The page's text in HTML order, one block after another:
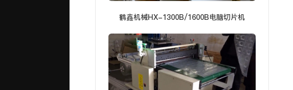
鹤鑫机械HX-1300B/1600B电脑切片机